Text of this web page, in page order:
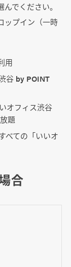
でください。
ップイン（一時
用
谷 by POINT
オフィス渋谷
題
べての「いいオ
合